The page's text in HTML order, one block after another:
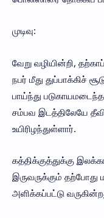
முடிவு:
வேறு வழியின்றி,
நபர் மீது துப்பாக்கிச்
பாய்ந்து
சம்பவ இடத்திலேயே
உயிரிழந்துள்ளார்.
கத்திக்குத்துக்கு
இருவருக்கும் தற்போது
அளிக்கப்பட்டு